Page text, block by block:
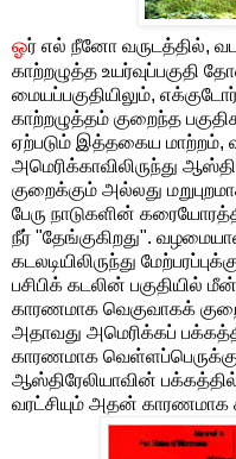
ஓர் எல் நீனோ வருடத்தில்,
காற்றழுத்த உயர்வுப்பகுதி
மையப்பகுதியிலும்,
காற்றழுத்தம் குறைந்த
ஏற்படும் இத்தகைய மாற்றம்,
அமெரிக்காவிலிருந்து
குறைக்கும் அல்லது
பேரு நாடுகளின்
நீர் "தேங்குகிறது".
கடலடியிலிருந்து
பசிபிக் கடலின்
காரணமாக வெகுவாகக்
அதாவது அமெரிக்கப்
காரணமாக
ஆஸ்திரேலியாவின்
வரட்சியும் அதன் காரணமாக